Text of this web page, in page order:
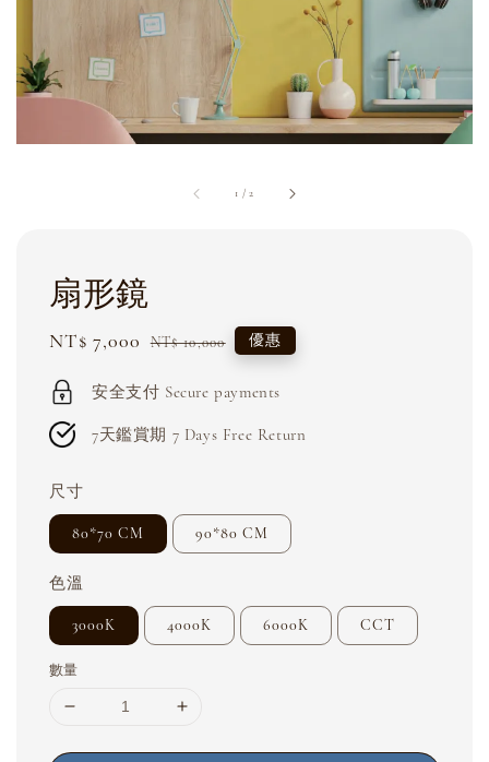
1 /2
扇形鏡
Sale
NT$ 7,000 Regular
NT$ 10,000 優惠
安全支付 Secure payments
7天鑑賞期 7 Days Free Return
尺寸
80*70 CM 90*80 CM
色溫
3000K 4000K 6000K CCT
數量